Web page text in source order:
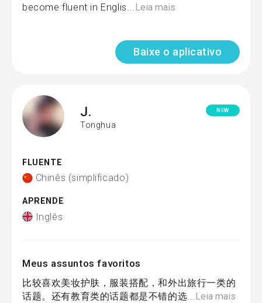
become fluent in Englis... Leia mais
Baixe o aplicativo
J.
Tonghua
NEW
FLUENTE
Chinês (simplificado)
APRENDE
Inglês
Meus assuntos favoritos
比较喜欢美妆护肤，服装搭配，和外出旅行一类的
话题。还有教育类的话题都是不错的选... Leia mais